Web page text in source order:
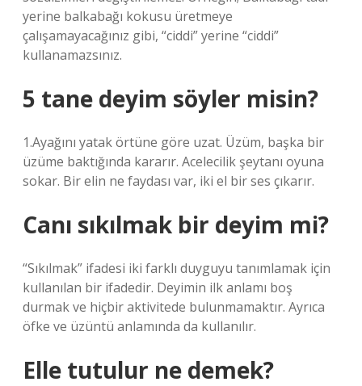
yerine balkabağı kokusu üretmeye
çalışamayacağınız gibi, “ciddi” yerine “ciddi”
kullanamazsınız.
5 tane deyim söyler misin?
1.Ayağını yatak örtüne göre uzat. Üzüm, başka bir
üzüme baktığında kararır. Acelecilik şeytanı oyuna
sokar. Bir elin ne faydası var, iki el bir ses çıkarır.
Canı sıkılmak bir deyim mi?
“Sıkılmak” ifadesi iki farklı duyguyu tanımlamak için
kullanılan bir ifadedir. Deyimin ilk anlamı boş
durmak ve hiçbir aktivitede bulunmamaktır. Ayrıca
öfke ve üzüntü anlamında da kullanılır.
Elle tutulur ne demek?